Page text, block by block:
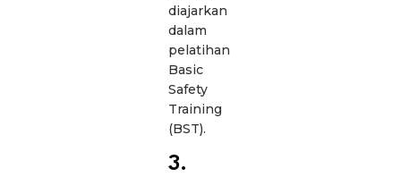
diajarkan
dalam
pelatihan
Basic
Safety
Training
(BST).
3.